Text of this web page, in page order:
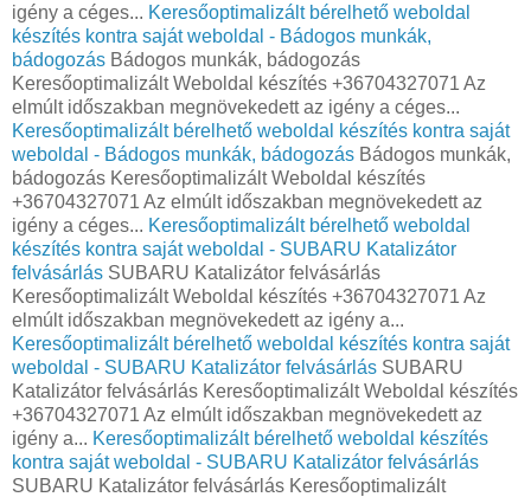
igény a céges... Keresőoptimalizált bérelhető weboldal
készítés kontra saját weboldal - Bádogos munkák,
bádogozás Bádogos munkák, bádogozás
Keresőoptimalizált Weboldal készítés +36704327071 Az
elmúlt időszakban megnövekedett az igény a céges...
Keresőoptimalizált bérelhető weboldal készítés kontra saját
weboldal - Bádogos munkák, bádogozás Bádogos munkák,
bádogozás Keresőoptimalizált Weboldal készítés
+36704327071 Az elmúlt időszakban megnövekedett az
igény a céges... Keresőoptimalizált bérelhető weboldal
készítés kontra saját weboldal - SUBARU Katalizátor
felvásárlás SUBARU Katalizátor felvásárlás
Keresőoptimalizált Weboldal készítés +36704327071 Az
elmúlt időszakban megnövekedett az igény a...
Keresőoptimalizált bérelhető weboldal készítés kontra saját
weboldal - SUBARU Katalizátor felvásárlás SUBARU
Katalizátor felvásárlás Keresőoptimalizált Weboldal készítés
+36704327071 Az elmúlt időszakban megnövekedett az
igény a... Keresőoptimalizált bérelhető weboldal készítés
kontra saját weboldal - SUBARU Katalizátor felvásárlás
SUBARU Katalizátor felvásárlás Keresőoptimalizált